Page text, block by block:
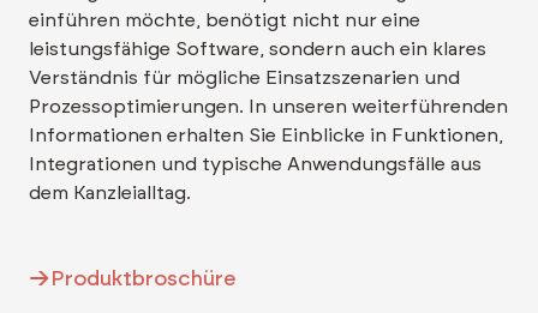
einführen möchte, benötigt nicht nur eine
leistungsfähige Software, sondern auch ein klares
Verständnis für mögliche Einsatzszenarien und
Prozessoptimierungen. In unseren weiterführenden
Informationen erhalten Sie Einblicke in Funktionen,
Integrationen und typische Anwendungsfälle aus
dem Kanzleialltag.
Produktbroschüre